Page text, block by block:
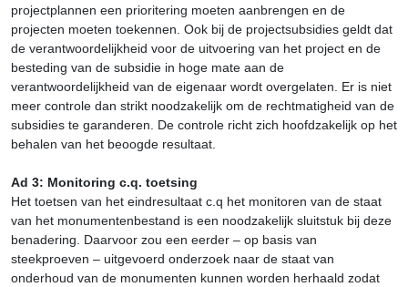
projectplannen een prioritering moeten aanbrengen en de
projecten moeten toekennen. Ook bij de projectsubsidies geldt dat
de verantwoordelijkheid voor de uitvoering van het project en de
besteding van de subsidie in hoge mate aan de
verantwoordelijkheid van de eigenaar wordt overgelaten. Er is niet
meer controle dan strikt noodzakelijk om de rechtmatigheid van de
subsidies te garanderen. De controle richt zich hoofdzakelijk op het
behalen van het beoogde resultaat.
Ad 3: Monitoring c.q. toetsing
Het toetsen van het eindresultaat c.q het monitoren van de staat
van het monumentenbestand is een noodzakelijk sluitstuk bij deze
benadering. Daarvoor zou een eerder – op basis van
steekproeven – uitgevoerd onderzoek naar de staat van
onderhoud van de monumenten kunnen worden herhaald zodat